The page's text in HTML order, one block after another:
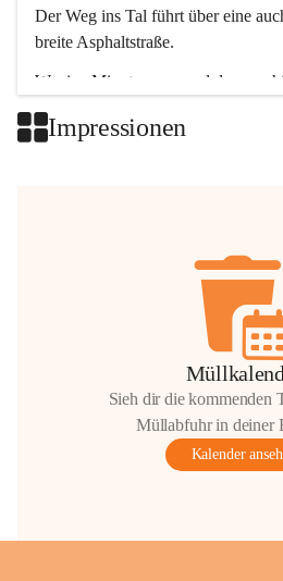
Der Weg ins Tal führt über eine
breite Asphaltstraße.
Wenige Minuten nur, und das
Impressionen
Sieh dir die kommenden
Müllabfuhr in deiner
Kalender